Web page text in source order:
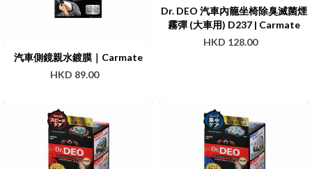
汽車側鏡親水鍍膜｜Carmate
HKD 89.00
Dr. DEO 汽車內籠坐椅除臭滅菌煙
霧彈 (大車用) D237 | Carmate
HKD 128.00